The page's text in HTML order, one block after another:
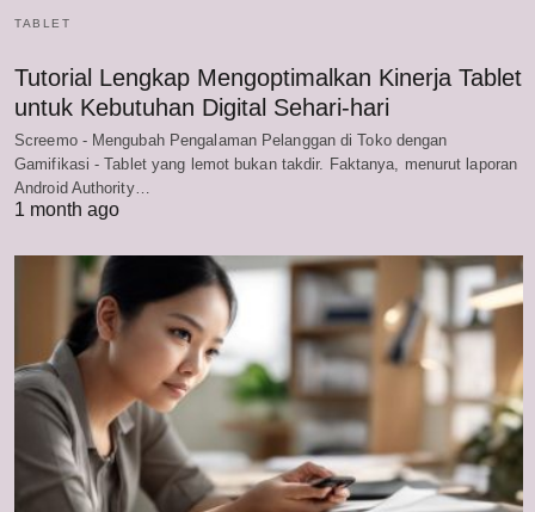
TABLET
Tutorial Lengkap Mengoptimalkan Kinerja Tablet
untuk Kebutuhan Digital Sehari-hari
Screemo - Mengubah Pengalaman Pelanggan di Toko dengan
Gamifikasi - Tablet yang lemot bukan takdir. Faktanya, menurut laporan
Android Authority…
1 month ago